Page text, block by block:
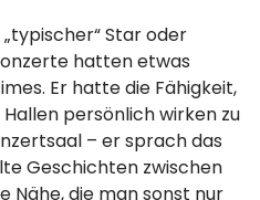
Star oder
hatten etwas
Er hatte die Fähigkeit,
persönlich wirken zu
– er sprach das
Geschichten zwischen
Nähe, die man sonst nur